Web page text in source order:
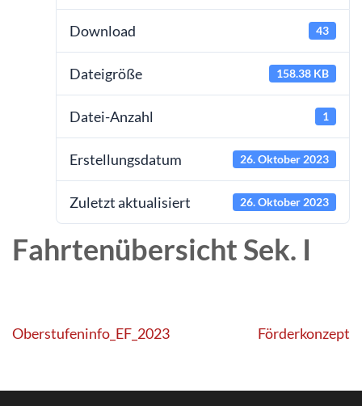
Download 43
Dateigröße 158.38 KB
Datei-Anzahl 1
Erstellungsdatum 26. Oktober 2023
Zuletzt aktualisiert 26. Oktober 2023
Fahrtenübersicht Sek. I
Beitragsnavigation
Oberstufeninfo_EF_2023 Förderkonzept